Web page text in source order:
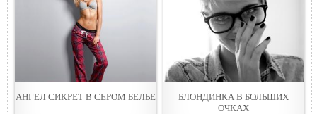
АНГЕЛ СИКРЕТ В СЕРОМ БЕЛЬЕ
БЛОНДИНКА В БОЛЬШИХ
ОЧКАХ